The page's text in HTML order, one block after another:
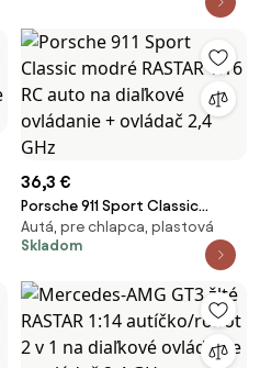
36,3 €
Porsche 911 Sport Classic
modré RASTAR 1:16 RC auto na
diaľkové ovládanie + ovládač
Autá, pre chlapca, plastová
Skladom